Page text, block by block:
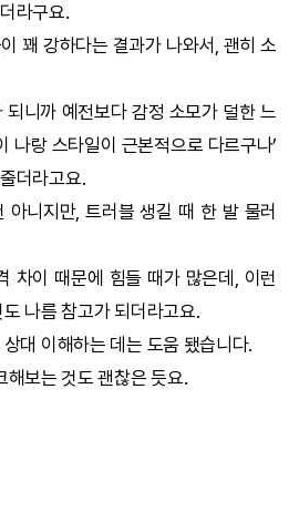
라구요.
꽤 강하다는 결과가 나와서, 괜히 소
니까 예전보다 감정 소모가 덜한 느
나랑 스타일이 근본적으로 다르구나’
더라고요.
아니지만, 트러블 생길 때 한 발 물러
차이 때문에 힘들 때가 많은데, 이런
나름 참고가 되더라고요.
대 이해하는 데는 도움 됐습니다.
해보는 것도 괜찮은 듯요.